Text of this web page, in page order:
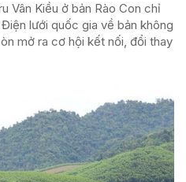
Vân Kiều ở bản Rào Con chỉ
lưới quốc gia về bản không
mở ra cơ hội kết nối, đổi thay